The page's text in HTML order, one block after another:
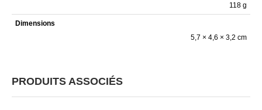
118 g
Dimensions
5,7 × 4,6 × 3,2 cm
PRODUITS ASSOCIÉS